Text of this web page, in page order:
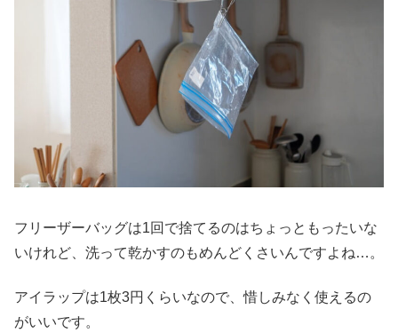
フリーザーバッグは1回で捨てるのはちょっともったいな
いけれど、洗って乾かすのもめんどくさいんですよね…。
アイラップは1枚3円くらいなので、惜しみなく使えるの
がいいです。